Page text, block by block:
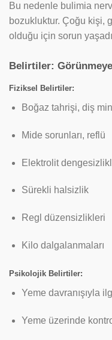
Bu nedenle bulimia
bozukluktur. Çoğu kişi,
olduğu için sorun
Belirtiler:
Fiziksel Belirtiler:
Boğaz tahrişi, diş
Mide sorunları, reflü
Elektrolit
Sürekli halsizlik
Regl düzensizlikleri
Kilo dalgalanmaları
Psikolojik Belirtiler:
Yeme davranışıyla
Yeme üzerinde